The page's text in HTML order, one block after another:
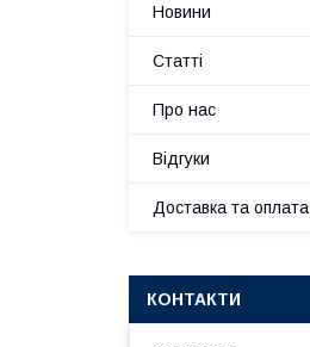
Новини
Статті
Про нас
Відгуки
Доставка та оплата
КОНТАКТИ